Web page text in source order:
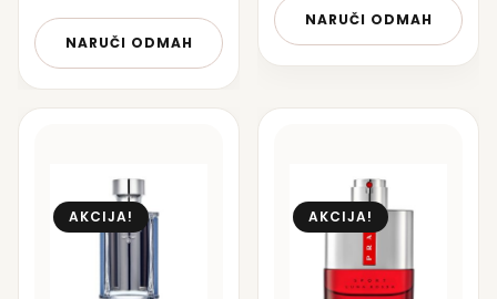
NARUČI ODMAH
NARUČI ODMAH
AKCIJA! AKCIJA!